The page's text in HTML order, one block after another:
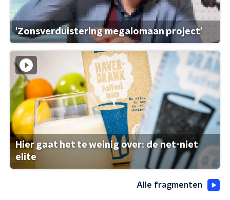
'Zonsverduistering megalomaan project'
Hier gaat het te weinig over: de net-niet
elite
Alle fragmenten